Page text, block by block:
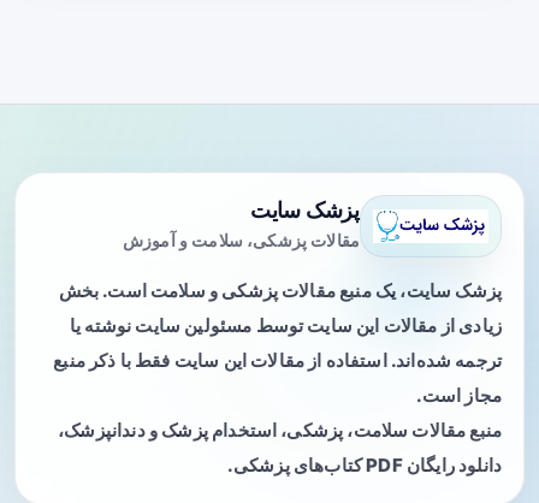
پزشک سایت
مقالات پزشکی، سلامت و آموزش
پزشک سایت، یک منبع مقالات پزشکی و سلامت است. بخش
زیادی از مقالات این سایت توسط مسئولین سایت نوشته یا
ترجمه شده‌اند. استفاده از مقالات این سایت فقط با ذکر منبع
مجاز است.
منبع مقالات سلامت، پزشکی، استخدام پزشک و دندانپزشک،
دانلود رایگان PDF کتاب‌های پزشکی.